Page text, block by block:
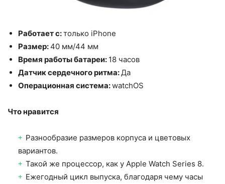
Работает с:только iPhone
Размер:40 мм/44 мм
Время работы батареи: 18 часов
Датчик сердечного ритма: Да
Операционная система:watchOS
Что нравится
Разнообразие размеров корпуса и цветовых
вариантов.
Такой же процессор, как у Apple Watch Series 8.
Ежегодный цикл выпуска, благодаря чему часы